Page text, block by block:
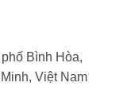
Bình Hòa,
Việt Nam